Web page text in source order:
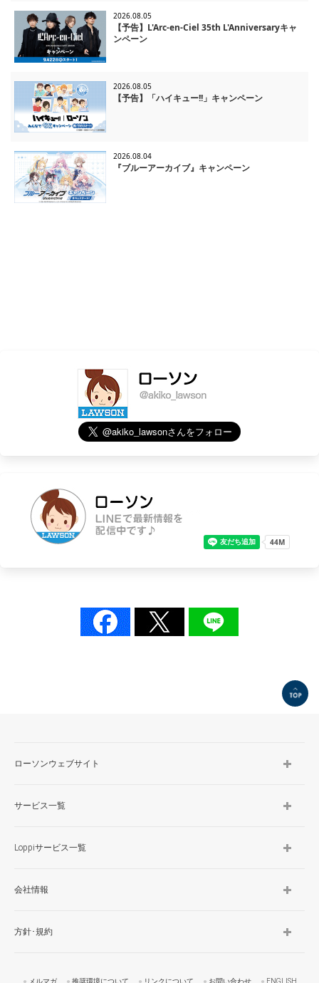
2026.08.05
【予告】L'Arc-en-Ciel 35th L'Anniversaryキャ
ンペーン
2026.08.05
【予告】「ハイキュー!!」キャンペーン
2026.08.04
『ブルーアーカイブ』キャンペーン
ローソンウェブサイト
サービス一覧
Loppiサービス一覧
会社情報
方針･規約
メルマガ 推奨環境について リンクについて お問い合わせ ENGLISH